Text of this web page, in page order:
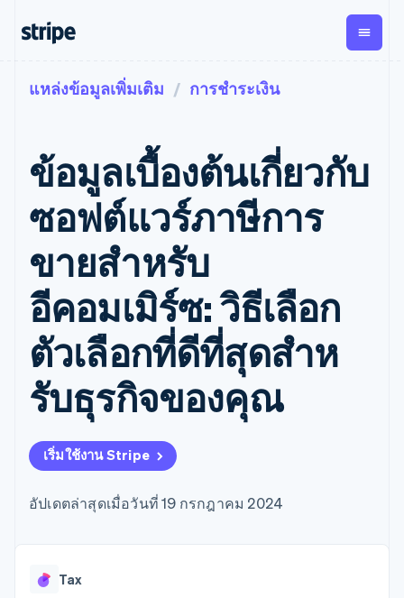
การชำระเงิน
การชำระเงิน
ออนไลน์
Payment links
การชำระเงิน
เขียนโค้ด
Checkout
UI การชำระ
เงินสำเร็จรูป
Elements
องค์ประกอบ UI
ที่ยืดหยุ่น
วิธีการชำระ
เข้าถึงได้
มากกว่า 125
Authorization
Boost
ยกระดับการ
ยอมรับการ
การชำระเงินที่
รายรับ
รายรับตาม
แบบแผนล่วง
หน้า
Metronome
การเรียกเก็บ
ใช้งาน
การชำระเงิน
ตามรอบบิล
การจัดการ
การชำระเงิน
ตามรอบบิล
Invoicing
ครั้งเดียวหรือ
ตามแบบแผน
คิดภาษีการ
ขายและ VAT
Recognition
ระบบ
สำหรับการ
Stripe
การ
Global
เบิกจ่าย
ตามขั้น
ธุรกิจสตาร์ทอัพ
ตามกรณีใช้งาน
การค้าแบบใช้เอเจนต์
อีคอมเมิร์ซ
บริการทางการเงินที่ผสาน
รวมในตัว
การทำงานอัตโนมัติด้าน
การเงิน
ธุรกิจทั่วโลก
การชำระเงินในแอป
มาร์เก็ตเพลส
การจัดการเงิน
แพลตฟอร์ม
ตามอุตสาหกรรม
บริษัท AI
เอกสารประกอบ
ข้อมูลอ้างอิงเกี่ยวกับ API
ไลบรารีและ SDK
Stripe Apps
คู่มือ
รับการชำระเงินออนไลน์
ติดตั้งใช้งานการชำระเงิน
สำเร็จรูป
สร้างแพลตฟอร์มหรือ
มาร์เก็ตเพลส
จัดการการชำระเงินตาม
รอบบิล
เสนอการเรียกเก็บเงินตาม
การใช้งาน
รองรับอยู่
จัดเตรียมและจัดการ
เรียนรู้
เรื่องราวจากลูกค้า
คู่มือ
การสนับสนุน
รับการสนับสนุน
แพ็กเกจการสนับสนุนที่ได้
รับการจัดการ
บริการเฉพาะทาง
บริษัท
การประชุมประจำปีแบบ
เซสชัน
ห้องข่าว
Stripe Press
แหล่งข้อมูลเพิ่มเติม การชำระเงิน
ข้อมูลเบื้องต้นเกี่ยวกับ
ซอฟต์แวร์ภาษีการ
ขายสำหรับ
อีคอมเมิร์ซ: วิธีเลือก
ตัวเลือกที่ดีที่สุดสําห
รับธุรกิจของคุณ
เริ่มใช้งาน Stripe
อัปเดตล่าสุดเมื่อวันที่ 19 กรกฎาคม 2024
Tax